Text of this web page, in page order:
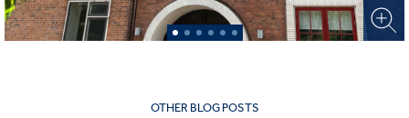
OTHER BLOG POSTS